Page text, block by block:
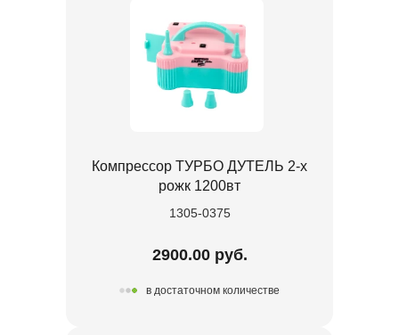
Компрессор ТУРБО ДУТЕЛЬ 2-х
рожк 1200вт
1305-0375
2900.00 руб.
в достаточном количестве